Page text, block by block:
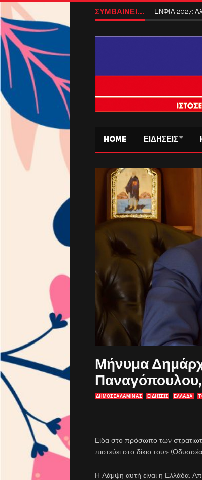
ΣΥΜΒΑΙΝΕΙ... ΕΝΦΙΑ 2027:
HOME ΕΙΔΗΣΕΙΣ
Μήνυμα
ΔΗΜΟΣ ΣΑΛΑΜΙΝΑΣ ΕΙΔΗΣΕΙΣ ΕΛΛΑΔΑ
Είδα στο πρόσωπο των
πιστεύει στο δίκιο του»
Η Λάμψη αυτή είναι η Ελλάδα.